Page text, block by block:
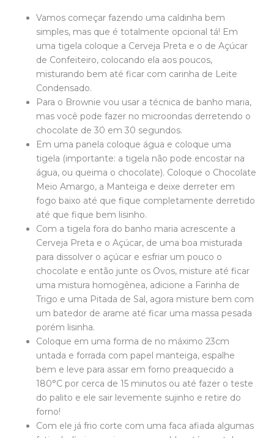
Vamos começar fazendo uma caldinha bem
simples, mas que é totalmente opcional tá! Em
uma tigela coloque a Cerveja Preta e o de Açúcar
de Confeiteiro, colocando ela aos poucos,
misturando bem até ficar com carinha de Leite
Condensado.
Para o Brownie vou usar a técnica de banho maria,
mas você pode fazer no microondas derretendo o
chocolate de 30 em 30 segundos.
Em uma panela coloque água e coloque uma
tigela (importante: a tigela não pode encostar na
água, ou queima o chocolate). Coloque o ‌Chocolate
Meio Amargo, a Manteiga ‌e deixe derreter em
fogo baixo até que fique completamente derretido
até que fique bem lisinho.
Com a tigela fora do banho maria acrescente a
‌Cerveja Preta e o Açúcar, ‌de uma boa misturada
para dissolver o açúcar e esfriar um pouco o
chocolate e então junte os ‌Ovos‌, misture até ficar
uma mistura homogênea, adicione a ‌Farinha de
Trigo e uma Pitada de Sal, agora ‌misture bem com
um batedor de arame até ficar uma massa pesada
porém lisinha.
Coloque em uma forma de no máximo 23cm
untada e forrada com papel manteiga, espalhe
bem e leve para assar em forno preaquecido a
180°C por cerca de 15 minutos ou até fazer o teste
do palito e ele sair levemente sujinho e retire do
forno!
Com ele já frio corte com uma faca afiada algumas